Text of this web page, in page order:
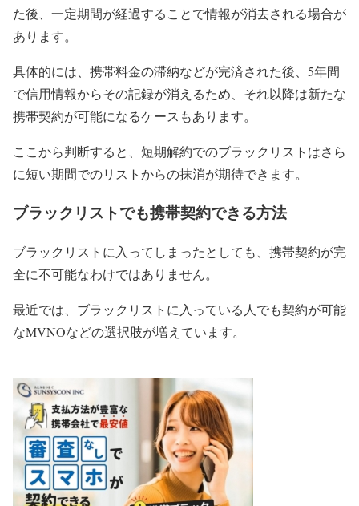
た後、一定期間が経過することで情報が消去される場合が
あります。
具体的には、携帯料金の滞納などが完済された後、5年間
で信用情報からその記録が消えるため、それ以降は新たな
携帯契約が可能になるケースもあります。
ここから判断すると、短期解約でのブラックリストはさら
に短い期間でのリストからの抹消が期待できます。
ブラックリストでも携帯契約できる方法
ブラックリストに入ってしまったとしても、携帯契約が完
全に不可能なわけではありません。
最近では、ブラックリストに入っている人でも契約が可能
なMVNOなどの選択肢が増えています。